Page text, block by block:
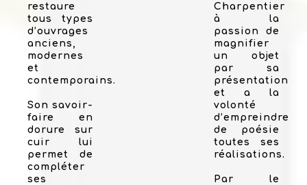
restaure
tous types
d’ouvrages
anciens,
modernes
et
contemporains.
Son savoir-
faire en
dorure sur
cuir lui
permet de
compléter
ses
Charpentier
à la
passion de
magnifier
un objet
par sa
présentation
et a la
volonté
d’empreindre
de poésie
toutes ses
réalisations.
Par le